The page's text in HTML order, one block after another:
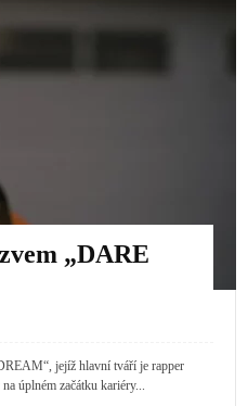
„DARE
jejíž hlavní tváří je rapper
úplném začátku kariéry...